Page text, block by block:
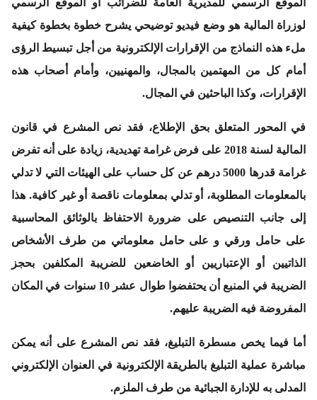
الموقع الرسمي للمديرية العامة للضرائب أو الموقع الرسمي
لوزراة المالية هو وضع فيديو توضيحي يشرح خطوة بخطوة كيفية
ملء هذه النماذج من الإقرارات الإلكترونية من أجل تبسيط الرؤى
أمام كل من المهتمين بالمجال، والمهنيين، وأمام أصحاب هذه
الإقرارات، وكذا الباحثين في المجال.
في المحور المتعلق بحق الإطلاع، فقد نص المشرع في قانون
المالية لسنة 2018 على فرض غرامة تهديدية، زيادة على أنه تفرض
غرامة قدرها 5000 درهم عن كل حساب على الهيئات التي لا تدلي
بالمعلومات المطلوبة، أو تدلي بمعلومات ناقصة أو غير كافية. هذا
إلى جانب التنصيص على ضرورة الاحتفاظ بالوثائق المحاسبية
على حامل ورقي و على حامل معلوماتي من طرف الأشخاص
الذاتيين أو الإعتباريين أو الخاضعين للضريبة المكلفين بحجز
الضريبة في المنبع أن يحتفضوا طوال عشر 10 سنوات في المكان
المفروضة فيه الضريبة عليهم.
أما فيما يخص مسطرة التبليغ، فقد نص المشرع على أنه يمكن
مباشرة عملية التبليغ بالطريقة الإلكترونية في العنوان الإلكتروني
المدلى به للإدارة الجبائية من طرف الملزم.